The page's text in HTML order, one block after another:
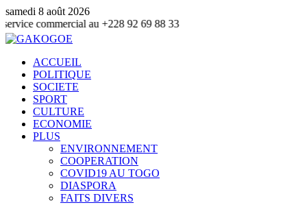
samedi 8 août 2026
au +228 92 69 88 33
ACCUEIL
POLITIQUE
SOCIETE
SPORT
CULTURE
ECONOMIE
PLUS
ENVIRONNEMENT
COOPERATION
COVID19 AU TOGO
DIASPORA
FAITS DIVERS